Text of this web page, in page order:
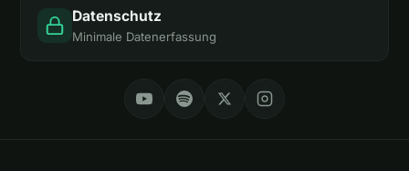
Datenschutz
Minimale Datenerfassung